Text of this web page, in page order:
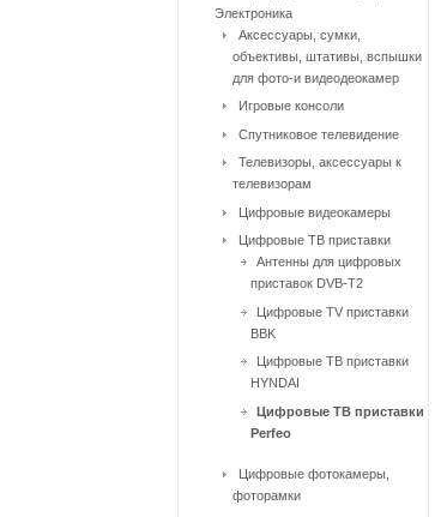
Электроника
Аксессуары, сумки,
объективы, штативы, вспышки
для фото-и видеодеокамер
Игровые консоли
Спутниковое телевидение
Телевизоры, аксессуары к
телевизорам
Цифровые видеокамеры
Цифровые ТВ приставки
Антенны для цифровых
приставок DVB-T2
Цифровые TV приставки
BBK
Цифровые ТВ приставки
HYNDAI
Цифровые ТВ приставки
Perfeo
Цифровые фотокамеры,
фоторамки